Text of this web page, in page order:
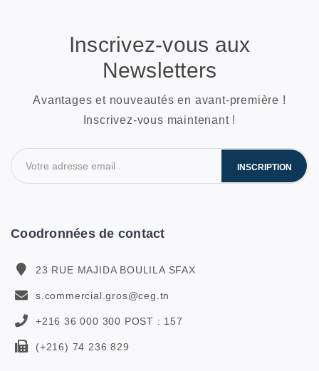
Inscrivez-vous aux
Newsletters
Avantages et nouveautés en avant-première !
Inscrivez-vous maintenant !
INSCRIPTION
Coodronnées de contact
23 RUE MAJIDA BOULILA SFAX
s.commercial.gros@ceg.tn
+216 36 000 300 POST : 157
(+216) 74 236 829